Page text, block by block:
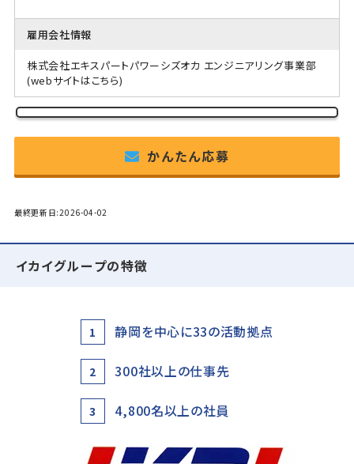
雇用会社情報
株式会社エキスパートパワーシズオカ エンジニアリング事業部
(webサイトはこちら)
かんたん応募
最終更新日:2026-04-02
イカイグループの特徴
1 静岡を中心に33の活動拠点
2 300社以上の仕事先
3 4,800名以上の社員